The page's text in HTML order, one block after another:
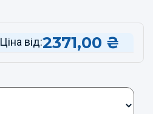
Ціна від:2371,00 ₴